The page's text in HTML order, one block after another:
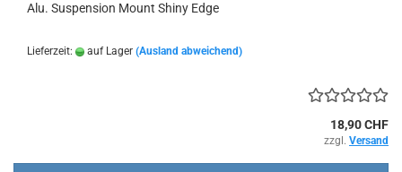
Alu. Suspension Mount Shiny Edge
Lieferzeit: auf Lager (Ausland abweichend)
18,90 CHF
zzgl. Versand